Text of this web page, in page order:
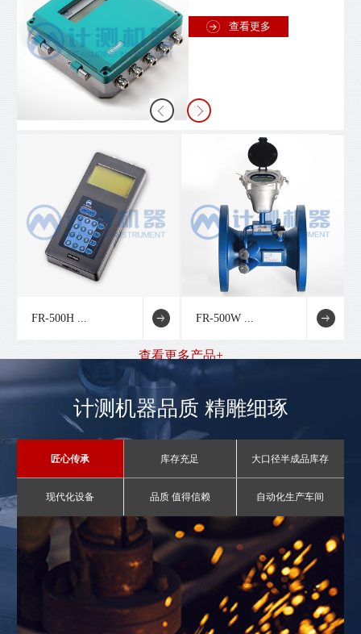
查看更多
FR-500H ... FR-500W ...
查看更多产品+
计测机器品质 精雕细琢
匠心传承 库存充足 大口径半成品库存
现代化设备 品质 值得信赖 自动化生产车间